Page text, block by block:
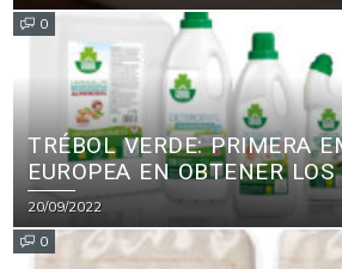
0
TRÉBOL VERDE: PRIMERA
EUROPEA EN OBTENER LOS
PRINCIPALES
PARA PRODUCTOS DE
20/09/2022
0